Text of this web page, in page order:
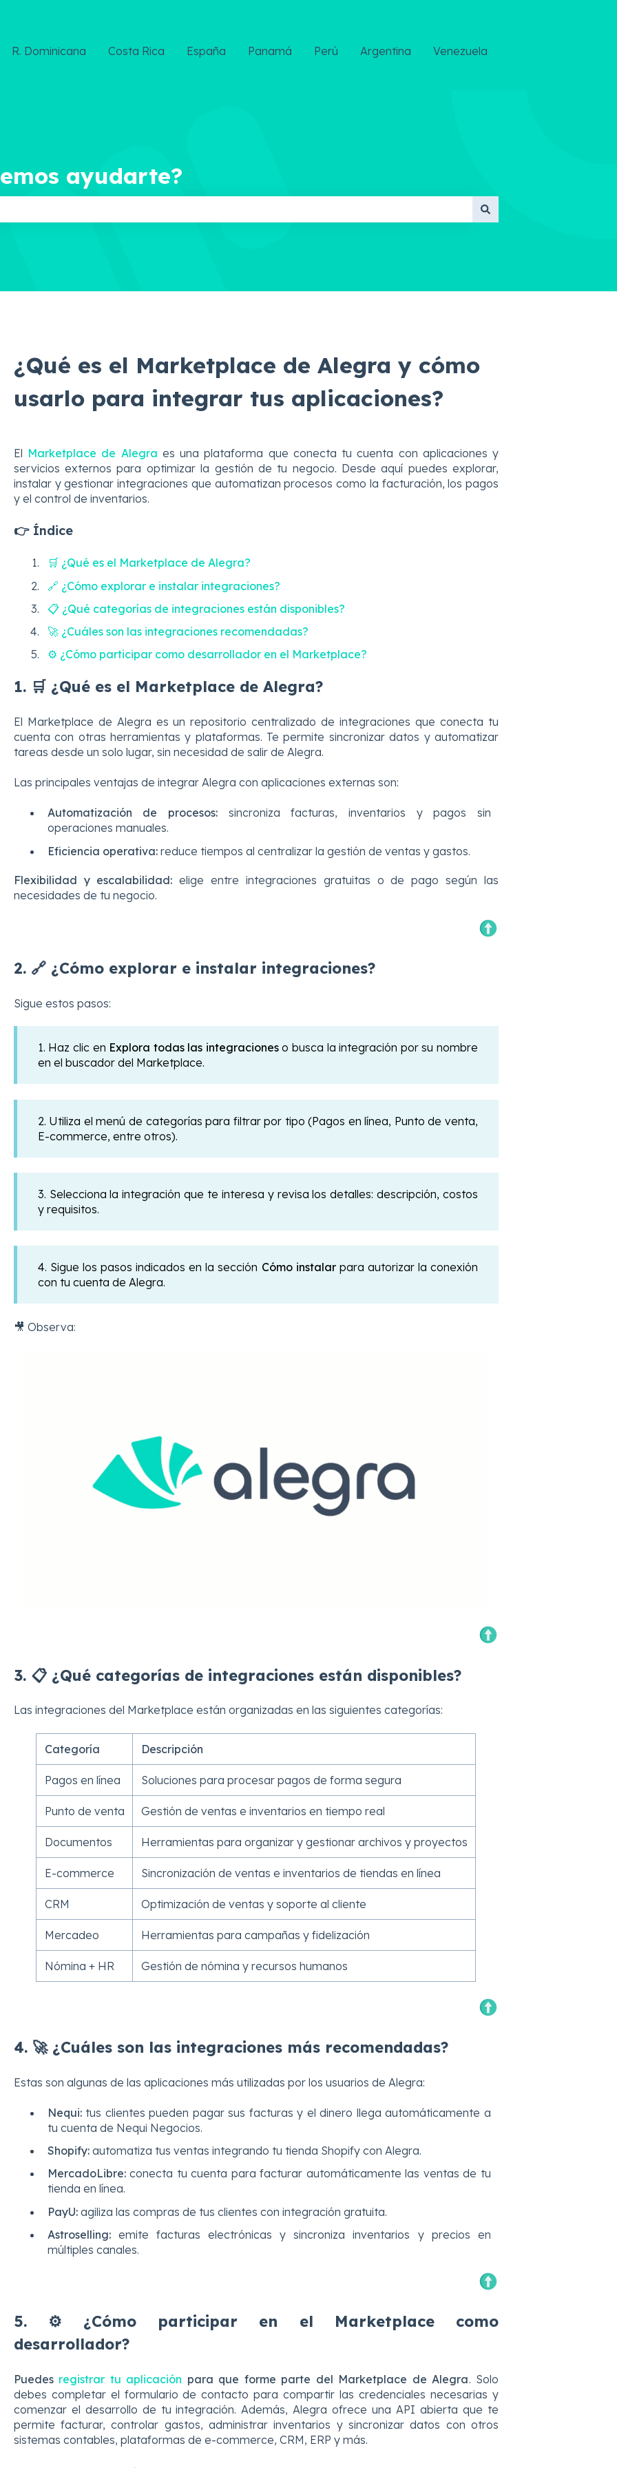
R. Dominicana Costa Rica España Panamá Perú Argentina Venezuela
ayudarte?
¿Qué es el Marketplace de Alegra y cómo
usarlo para integrar tus aplicaciones?
El Marketplace de Alegra es una plataforma que conecta tu cuenta con aplicaciones y
servicios externos para optimizar la gestión de tu negocio. Desde aquí puedes explorar,
instalar y gestionar integraciones que automatizan procesos como la facturación, los pagos
y el control de inventarios.
👉 Índice
🛒 ¿Qué es el Marketplace de Alegra?
🔗 ¿Cómo explorar e instalar integraciones?
📋 ¿Qué categorías de integraciones están disponibles?
🚀 ¿Cuáles son las integraciones recomendadas?
⚙️ ¿Cómo participar como desarrollador en el Marketplace?
1. 🛒 ¿Qué es el Marketplace de Alegra?
El Marketplace de Alegra es un repositorio centralizado de integraciones que conecta tu
cuenta con otras herramientas y plataformas. Te permite sincronizar datos y automatizar
tareas desde un solo lugar, sin necesidad de salir de Alegra.
Las principales ventajas de integrar Alegra con aplicaciones externas son:
Automatización de procesos: sincroniza facturas, inventarios y pagos sin
operaciones manuales.
Eficiencia operativa:reduce tiempos al centralizar la gestión de ventas y gastos.
Flexibilidad y escalabilidad: elige entre integraciones gratuitas o de pago según las
necesidades de tu negocio.
2. 🔗 ¿Cómo explorar e instalar integraciones?
Sigue estos pasos:
1. Haz clic en Explora todas las integracioneso busca la integración por su nombre
en el buscador del Marketplace.
2. Utiliza el menú de categorías para filtrar por tipo (Pagos en línea, Punto de venta,
E-commerce, entre otros).
3. Selecciona la integración que te interesa y revisa los detalles: descripción, costos
y requisitos.
4. Sigue los pasos indicados en la sección Cómo instalarpara autorizar la conexión
con tu cuenta de Alegra.
🎥 Observa:
3. 📋 ¿Qué categorías de integraciones están disponibles?
Las integraciones del Marketplace están organizadas en las siguientes categorías:
Categoría Descripción
Pagos en línea Soluciones para procesar pagos de forma segura
Punto de venta Gestión de ventas e inventarios en tiempo real
Documentos Herramientas para organizar y gestionar archivos y proyectos
E-commerce Sincronización de ventas e inventarios de tiendas en línea
CRM Optimización de ventas y soporte al cliente
Mercadeo Herramientas para campañas y fidelización
Nómina + HR Gestión de nómina y recursos humanos
4. 🚀 ¿Cuáles son las integraciones más recomendadas?
Estas son algunas de las aplicaciones más utilizadas por los usuarios de Alegra:
Nequi:tus clientes pueden pagar sus facturas y el dinero llega automáticamente a
tu cuenta de Nequi Negocios.
Shopify:automatiza tus ventas integrando tu tienda Shopify con Alegra.
MercadoLibre:conecta tu cuenta para facturar automáticamente las ventas de tu
tienda en línea.
PayU:agiliza las compras de tus clientes con integración gratuita.
Astroselling:emite facturas electrónicas y sincroniza inventarios y precios en
múltiples canales.
5. ⚙️ ¿Cómo participar en el Marketplace como
desarrollador?
Puedes registrar tu aplicación para que forme parte del Marketplace de Alegra. Solo
debes completar el formulario de contacto para compartir las credenciales necesarias y
comenzar el desarrollo de tu integración. Además, Alegra ofrece una API abierta que te
permite facturar, controlar gastos, administrar inventarios y sincronizar datos con otros
sistemas contables, plataformas de e‑commerce, CRM, ERP y más.